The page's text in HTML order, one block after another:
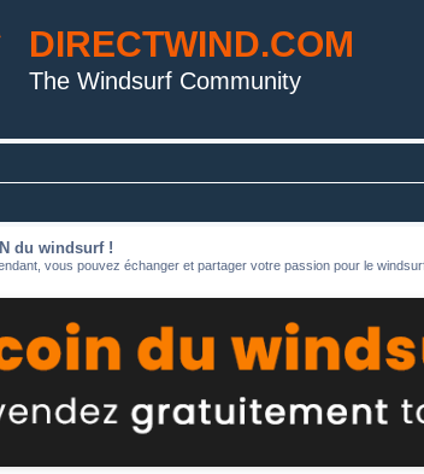
DIRECTWIND.COM
The Windsurf Community
du windsurf !
vous pouvez échanger et partager votre passion pour le